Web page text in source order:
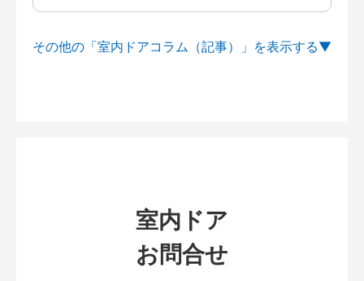
その他の「室内ドアコラム（記事）」を
室内ドア
お問合せ